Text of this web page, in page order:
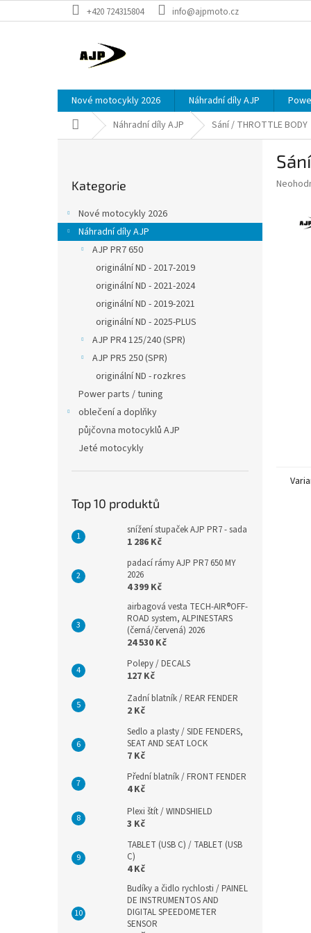
na
+420 724315804 info@ajpmoto.cz
Nové motocykly 2026 Náhradní díly AJP
Domů Náhradní díly AJP Sání / THROTTLE BODY
a
n
kategorie
Kategorie
Nové motocykly 2026
Náhradní díly AJP
AJP PR7 650
originální ND - 2017-2019
originální ND - 2021-2024
originální ND - 2019-2021
originální ND - 2025-PLUS
AJP PR4 125/240 (SPR)
AJP PR5 250 (SPR)
originální ND - rozkres
Power parts / tuning
oblečení a doplňky
půjčovna motocyklů AJP
Jeté motocykly
Top 10 produktů
snížení stupaček AJP PR7 - sada
1 286 Kč
padací rámy AJP PR7 650 MY
2026
4 399 Kč
airbagová vesta TECH-AIR®OFF-
ROAD system, ALPINESTARS
(černá/červená) 2026
24 530 Kč
Polepy / DECALS
127 Kč
Zadní blatník / REAR FENDER
2 Kč
Sedlo a plasty / SIDE FENDERS,
SEAT AND SEAT LOCK
7 Kč
Přední blatník / FRONT FENDER
4 Kč
Plexi štít / WINDSHIELD
3 Kč
TABLET (USB C) / TABLET (USB
C)
4 Kč
Budíky a čidlo rychlosti / PAINEL
DE INSTRUMENTOS AND
DIGITAL SPEEDOMETER
SENSOR